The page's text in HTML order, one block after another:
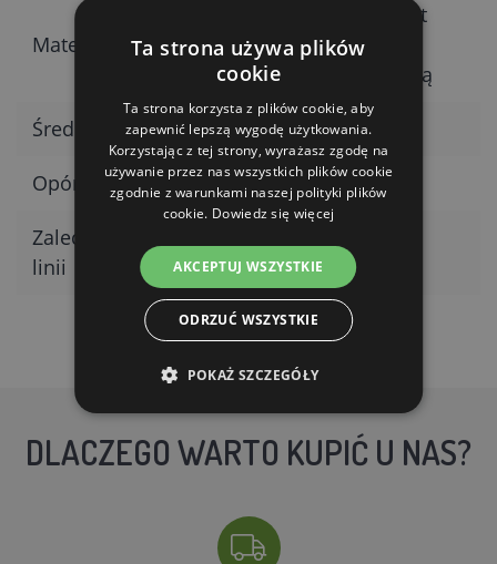
Materiał
Ocynkowany drut
aluminiowy z
podwójną izolacją
Średnica żyły 1,6 mm
Opór 0,07 Ω/m
Zalecana długość
linii
Do 100 m
DLACZEGO WARTO KUPIĆ U NAS?
Ta strona używa plików
cookie
Ta strona korzysta z plików cookie, aby
zapewnić lepszą wygodę użytkowania.
Korzystając z tej strony, wyrażasz zgodę na
używanie przez nas wszystkich plików cookie
zgodnie z warunkami naszej polityki plików
cookie. Dowiedz się więcej
AKCEPTUJ WSZYSTKIE
ODRZUĆ WSZYSTKIE
POKAŻ SZCZEGÓŁY